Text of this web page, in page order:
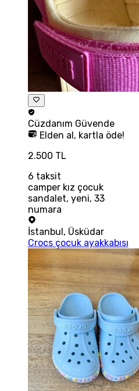
Cüzdanım Güvende
Elden al, kartla öde!
2.500 TL
6 taksit
camper kız çocuk
sandalet, yeni, 33
numara
İstanbul, Üsküdar
Crocs çocuk ayakkabısı